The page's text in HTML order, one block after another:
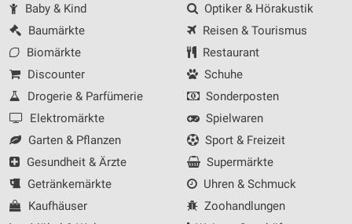
Baby & Kind
Baumärkte
Biomärkte
Discounter
Drogerie & Parfümerie
Elektromärkte
Garten & Pflanzen
Gesundheit & Ärzte
Getränkemärkte
Kaufhäuser
Optiker & Hörakustik
Reisen & Tourismus
Restaurant
Schuhe
Sonderposten
Spielwaren
Sport & Freizeit
Supermärkte
Uhren & Schmuck
Zoohandlungen